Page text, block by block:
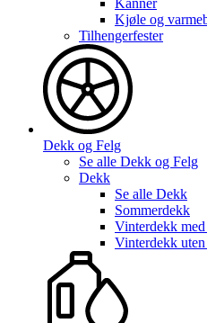
Kjøle og
Tilhengerfester
Dekk og Felg
Se alle Dekk og Felg
Dekk
Se alle Dekk
Sommerdekk
Vinterdekk
Vinterdekk